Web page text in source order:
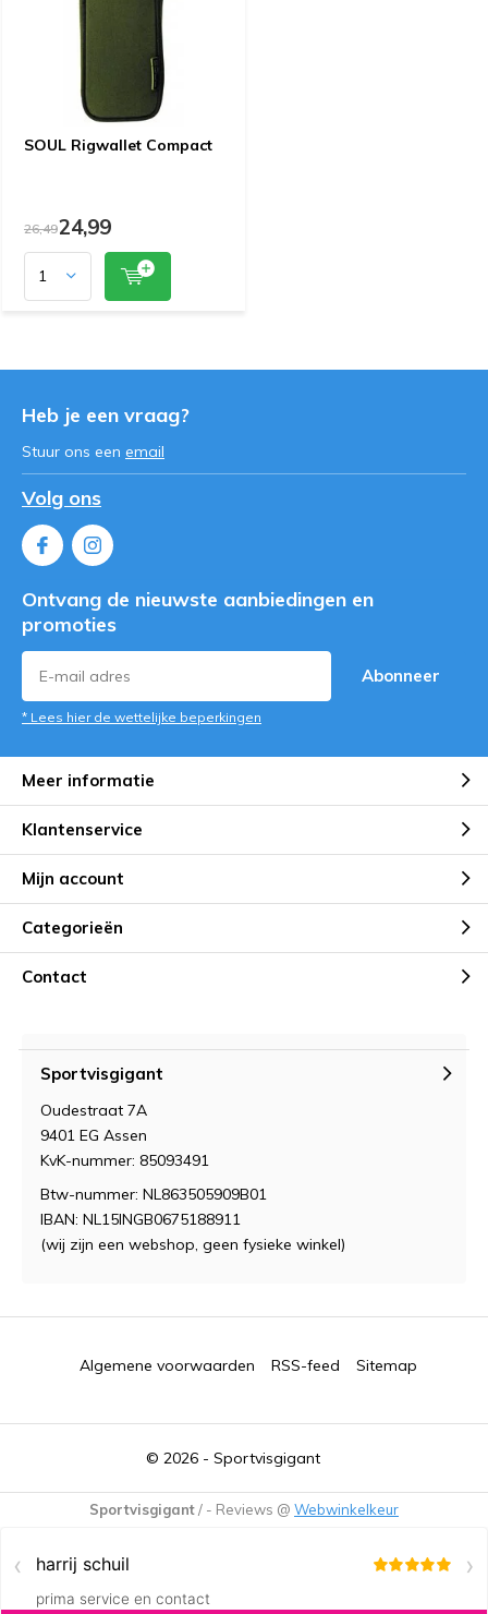
SOUL Rigwallet Compact
26,4924,99
Heb je een vraag?
Stuur ons een email
Volg ons
Ontvang de nieuwste aanbiedingen en
promoties
Abonneer
* Lees hier de wettelijke beperkingen
Meer informatie
Klantenservice
Mijn account
Categorieën
Contact
Sportvisgigant
Oudestraat 7A
9401 EG Assen
KvK-nummer: 85093491
Btw-nummer: NL863505909B01
IBAN: NL15INGB0675188911
(wij zijn een webshop, geen fysieke winkel)
© 2026 - Sportvisgigant
Algemene voorwaarden RSS-feed Sitemap
Sportvisgigant/ - Reviews @ Webwinkelkeur